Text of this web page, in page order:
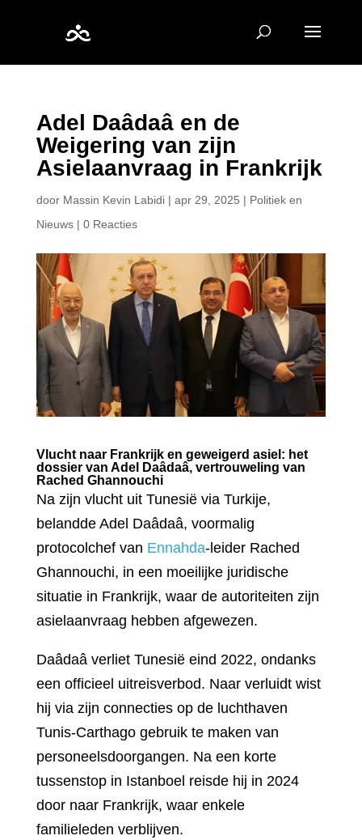
Adel Daâdaâ en de
Weigering van zijn
Asielaanvraag in Frankrijk
door Massin Kevin Labidi| apr 29, 2025 | Politiek en
Nieuws| 0 Reacties
Vlucht naar Frankrijk en geweigerd asiel: het
dossier van Adel Daâdaâ, vertrouweling van
Rached Ghannouchi
Na zijn vlucht uit Tunesië via Turkije,
belandde Adel Daâdaâ, voormalig
protocolchef van Ennahda-leider Rached
Ghannouchi, in een moeilijke juridische
situatie in Frankrijk, waar de autoriteiten zijn
asielaanvraag hebben afgewezen.
Daâdaâ verliet Tunesië eind 2022, ondanks
een officieel uitreisverbod. Naar verluidt wist
hij via zijn connecties op de luchthaven
Tunis-Carthago gebruik te maken van
personeelsdoorgangen. Na een korte
tussenstop in Istanboel reisde hij in 2024
door naar Frankrijk, waar enkele
familieleden verblijven.